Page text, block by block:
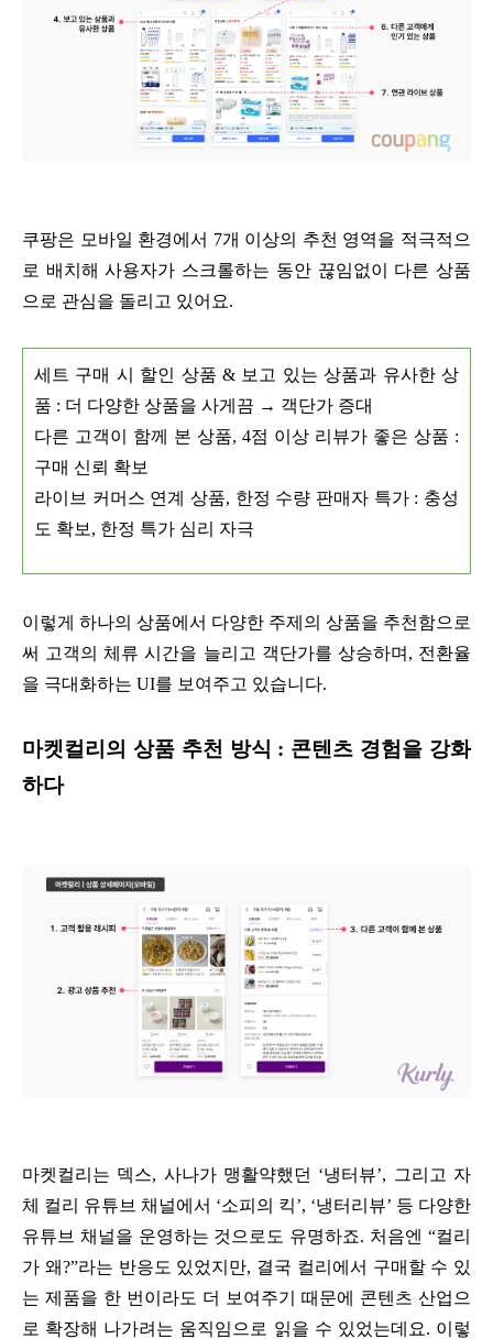
쿠팡은 모바일 환경에서 7개 이상의 추천 영역을 적극적으
로 배치해 사용자가 스크롤하는 동안 끊임없이 다른 상품
으로 관심을 돌리고 있어요.
세트 구매 시 할인 상품 & 보고 있는 상품과 유사한 상
품 : 더 다양한 상품을 사게끔 → 객단가 증대
다른 고객이 함께 본 상품, 4점 이상 리뷰가 좋은 상품 :
구매 신뢰 확보
라이브 커머스 연계 상품, 한정 수량 판매자 특가 : 충성
도 확보, 한정 특가 심리 자극
이렇게 하나의 상품에서 다양한 주제의 상품을 추천함으로
써 고객의 체류 시간을 늘리고 객단가를 상승하며, 전환율
을 극대화하는 UI를 보여주고 있습니다.
마켓컬리의 상품 추천 방식 : 콘텐츠 경험을 강화
하다
마켓컬리는 덱스, 사나가 맹활약했던 ‘냉터뷰’, 그리고 자
체 컬리 유튜브 채널에서 ‘소피의 킥’, ‘냉터리뷰’ 등 다양한
유튜브 채널을 운영하는 것으로도 유명하죠. 처음엔 “컬리
가 왜?”라는 반응도 있었지만, 결국 컬리에서 구매할 수 있
는 제품을 한 번이라도 더 보여주기 때문에 콘텐츠 산업으
로 확장해 나가려는 움직임으로 읽을 수 있었는데요. 이렇